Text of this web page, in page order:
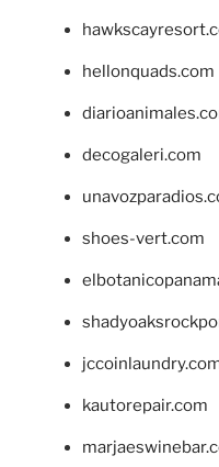
hellonquads.com
decogaleri.com
shoes-vert.com
kautorepair.com